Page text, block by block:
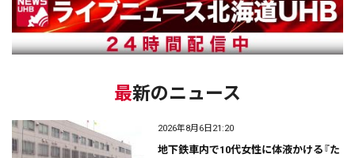
最新のニュース
2026年8月6日21:20
地下鉄車内で10代女性に体液かける『た